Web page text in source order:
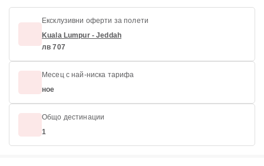
Ексклузивни оферти за полети
Kuala Lumpur - Jeddah
лв 707
Месец с най-ниска тарифа
ное
Общо дестинации
1